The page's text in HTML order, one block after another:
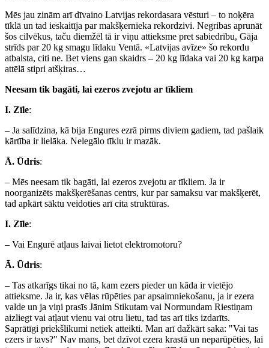
Mēs jau zinām arī dīvaino Latvijas rekordasara vēsturi – to noķēra
tīklā un tad ieskaitīja par makšķernieka rekordzivi. Negribas aprunāt
šos cilvēkus, taču diemžēl tā ir viņu attieksme pret sabiedrību, Gāja
strīds par 20 kg smagu līdaku Ventā. «Latvijas avīze» šo rekordu
atbalsta, citi ne. Bet viens gan skaidrs – 20 kg līdaka vai 20 kg karpa
attēlā stipri atšķiras…
Neesam tik bagāti, lai ezeros zvejotu ar tīkliem
I. Zīle:
– Ja salīdzina, kā bija Engures ezrā pirms diviem gadiem, tad pašlaik
kārtība ir lielāka. Nelegālo tīklu ir mazāk.
Ā. Ūdris:
– Mēs neesam tik bagāti, lai ezeros zvejotu ar tīkliem. Ja ir
noorganizēts makšķerēšanas centrs, kur par samaksu var makšķerēt,
tad apkārt sāktu veidoties arī cita struktūras.
I. Zīle:
– Vai Engurē atļaus laivai lietot elektromotoru?
Ā. Ūdris:
– Tas atkarīgs tikai no tā, kam ezers pieder un kāda ir vietējo
attieksme. Ja ir, kas vēlas rūpēties par apsaimniekošanu, ja ir ezera
valde un ja viņi prasīs Jānim Stikutam vai Normundam Riestiņam
aizliegt vai atļaut vienu vai otru lietu, tad tas arī tiks izdarīts.
Saprātīgi priekšlikumi netiek atteikti. Man arī dažkārt saka: "Vai tas
ezers ir tavs?" Nav mans, bet dzīvot ezera krastā un neparūpēties, lai